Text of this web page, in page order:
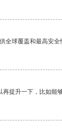
全球覆盖和最高安全
提升一下，比如能